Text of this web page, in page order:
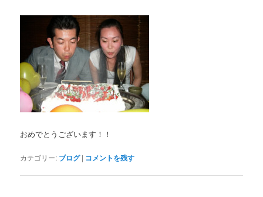
おめでとうございます！！
カテゴリー: ブログ | コメントを残す